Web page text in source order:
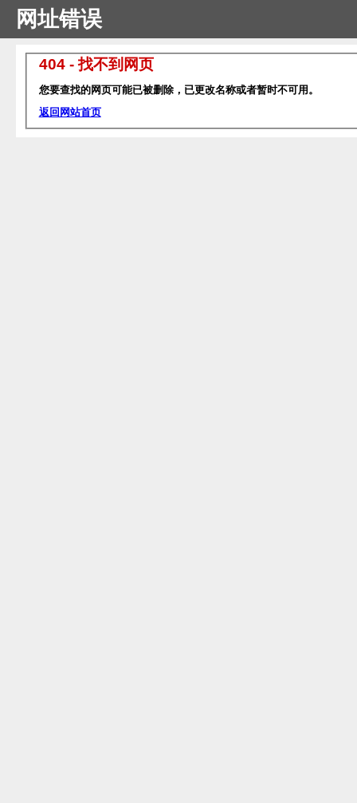
网址错误
404 - 找不到网页
您要查找的网页可能已被删除，已更改名称或者暂时不可用。
返回网站首页